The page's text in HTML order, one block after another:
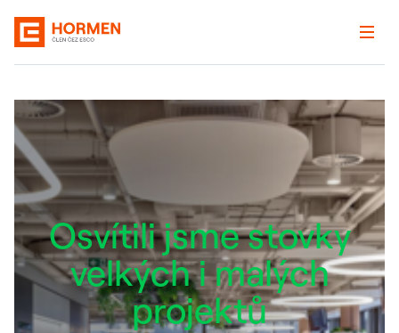
Osvítili jsme stovky
velkých i malých
projektů